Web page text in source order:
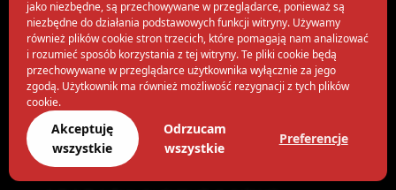
jako niezbędne, są przechowywane w przeglądarce, ponieważ są
niezbędne do działania podstawowych funkcji witryny. Używamy
również plików cookie stron trzecich, które pomagają nam analizować
i rozumieć sposób korzystania z tej witryny. Te pliki cookie będą
przechowywane w przeglądarce użytkownika wyłącznie za jego
zgodą. Użytkownik ma również możliwość rezygnacji z tych plików
cookie.
Akceptuję
wszystkie
Odrzucam
wszystkie
Preferencje